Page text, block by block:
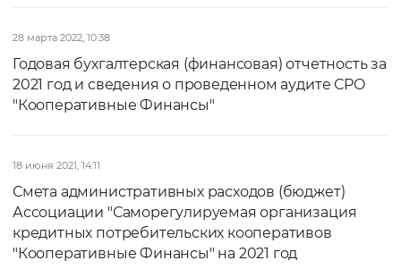
28 марта 2022, 10:38
Годовая бухгалтерская (финансовая) отчетность за
2021 год и сведения о проведенном аудите СРО
"Кооперативные Финансы"
18 июня 2021, 14:11
Смета административных расходов (бюджет)
Ассоциации "Саморегулируемая организация
кредитных потребительских кооперативов
"Кооперативные Финансы" на 2021 год